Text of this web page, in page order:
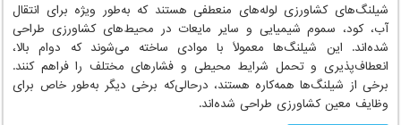
شیلنگ‌های کشاورزی لوله‌های منعطفی هستند که به‌طور ویژه برای انتقال
آب، کود، سموم شیمیایی و سایر مایعات در محیط‌های کشاورزی طراحی
شده‌اند. این شیلنگ‌ها معمولاً با موادی ساخته می‌شوند که دوام بالا،
انعطاف‌پذیری و تحمل شرایط محیطی و فشارهای مختلف را فراهم کنند.
برخی از شیلنگ‌ها همه‌کاره هستند، درحالی‌که برخی دیگر به‌طور خاص برای
وظایف معین کشاورزی طراحی شده‌اند.